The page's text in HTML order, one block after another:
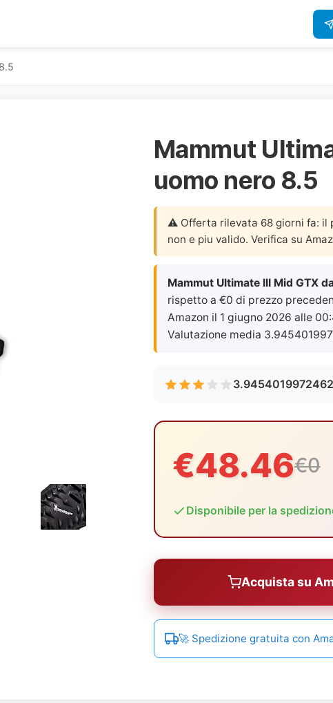
Mammut
uomo nero 8.5
⚠️ Offerta rilevata 68 giorni fa: il
non e piu valido. Verifica su
Mammut Ultimate III Mid GTX
rispetto a €0 di prezzo
Amazon il 1 giugno 2026 alle
Valutazione media
€48.46€0
Disponibile per la
Acquista su
🚀 Spedizione gratuita con